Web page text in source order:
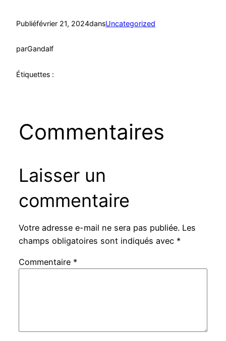
Publiéfévrier 21, 2024dansUncategorized
parGandalf
Étiquettes :
Commentaires
Laisser un
commentaire
Votre adresse e-mail ne sera pas publiée. Les
champs obligatoires sont indiqués avec *
Commentaire *